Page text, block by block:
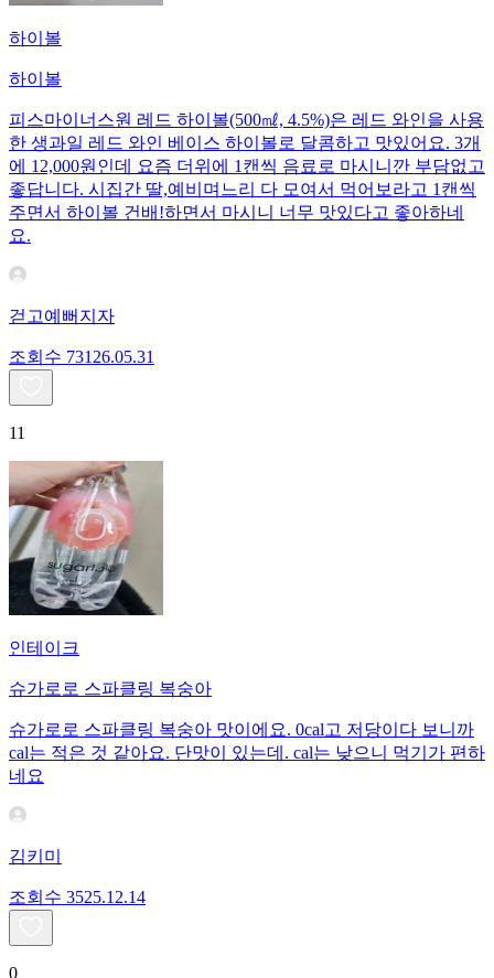
하이볼
하이볼
피스마이너스원 레드 하이볼(500㎖, 4.5%)은 레드 와인을 사용
한 생과일 레드 와인 베이스 하이볼로 달콤하고 맛있어요. 3개
에 12,000원인데 요즘 더위에 1캔씩 음료로 마시니깐 부담없고
좋답니다. 시집간 딸,예비며느리 다 모여서 먹어보라고 1캔씩
주면서 하이볼 건배!하면서 마시니 너무 맛있다고 좋아하네
요.
걷고예뻐지자
조회수 731 26.05.31
11
인테이크
슈가로로 스파클링 복숭아
슈가로로 스파클링 복숭아 맛이에요. 0cal고 저당이다 보니까
cal는 적은 것 같아요. 단맛이 있는데. cal는 낮으니 먹기가 편하
네요
김키미
조회수 3525.12.14
0